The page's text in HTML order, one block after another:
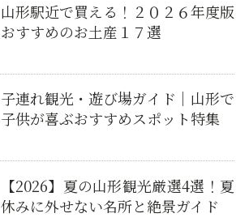
山形駅近で買える！２０２６年度版
おすすめのお土産１７選
子連れ観光・遊び場ガイド｜山形で
子供が喜ぶおすすめスポット特集
【2026】夏の山形観光厳選4選！夏
休みに外せない名所と絶景ガイド